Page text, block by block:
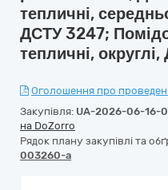
тепличні,
ДСТУ 3247;
тепличні,
Оголошення про
Закупівля: UA-2026-06-16-
на DoZorro
Рядок плану закупівлі та
003260-a